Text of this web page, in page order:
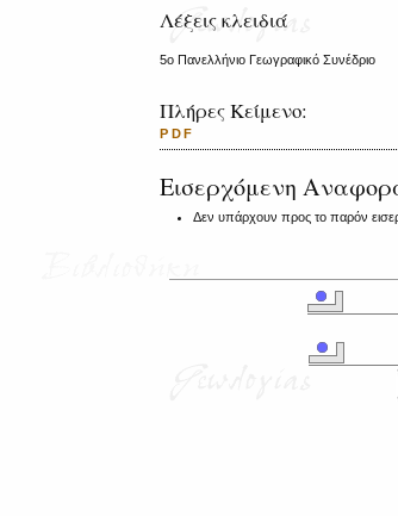
Λέξεις κλειδιά
5ο Πανελλήνιο Γεωγραφικό Συνέδριο
Πλήρες Κείμενο:
PDF
Εισερχόμενη
Δεν υπάρχουν προς το παρόν